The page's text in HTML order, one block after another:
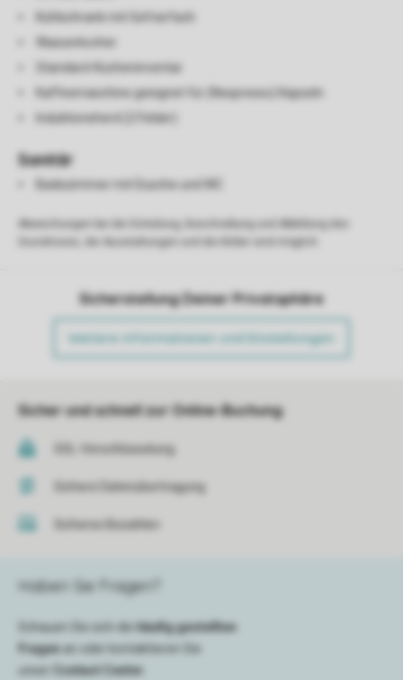
Kühlschrank mit Gefrierfach
Wasserkocher
Standard-Kücheninventar
Kaffeemaschine geeignet für (Nespresso) Kapseln
Induktionsherd (2 Felder)
Sanitär
Badezimmer mit Dusche und WC
Sicherstellung Deiner Privatsphäre
Weitere Informationen und Einstellungen
Sicher und schnell zur Online-Buchung
SSL-Verschlüsselung
Sichere Datenübertragung
Sicheres Bezahlen
Haben Sie Fragen?
Schauen Sie sich die
häufig gestellten
Fragen an oder kontaktieren Sie
unser
Contact Center